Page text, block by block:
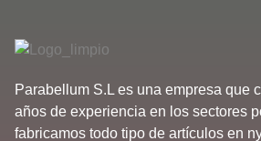
Parabellum S.L es una empresa que
años de experiencia en los sectores
fabricamos todo tipo de artículos en